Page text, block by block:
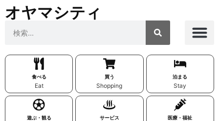
オヤマシティ
食べる
Eat
買う
Shopping
泊まる
Stay
遊ぶ・観る サービス 医療・福祉